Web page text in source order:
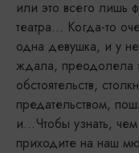
или это всего лишь
театра… Когда-то
одна девушка, и у
ждала, преодолела
обстоятельств,
предательством,
и…Чтобы узнать,
приходите на наш